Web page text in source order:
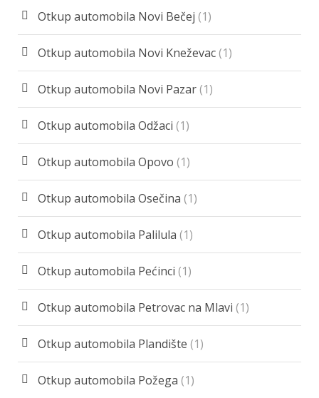
Otkup automobila Novi Bečej (1)
Otkup automobila Novi Kneževac(1)
Otkup automobila Novi Pazar(1)
Otkup automobila Odžaci (1)
Otkup automobila Opovo (1)
Otkup automobila Osečina (1)
Otkup automobila Palilula (1)
Otkup automobila Pećinci (1)
Otkup automobila Petrovac na Mlavi (1)
Otkup automobila Plandište (1)
Otkup automobila Požega (1)